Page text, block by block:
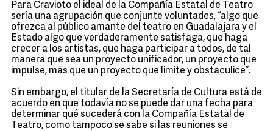
Para Cravioto el ideal de la Compañía Estatal de Teatro
sería una agrupación que conjunte voluntades, “algo que
ofrezca al público amante del teatro en Guadalajara y el
Estado algo que verdaderamente satisfaga, que haga
crecer a los artistas, que haga participar a todos, de tal
manera que sea un proyecto unificador, un proyecto que
impulse, más que un proyecto que limite y obstaculice”.
Sin embargo, el titular de la Secretaría de Cultura está de
acuerdo en que todavía no se puede dar una fecha para
determinar qué sucederá con la Compañía Estatal de
Teatro, como tampoco se sabe si las reuniones se